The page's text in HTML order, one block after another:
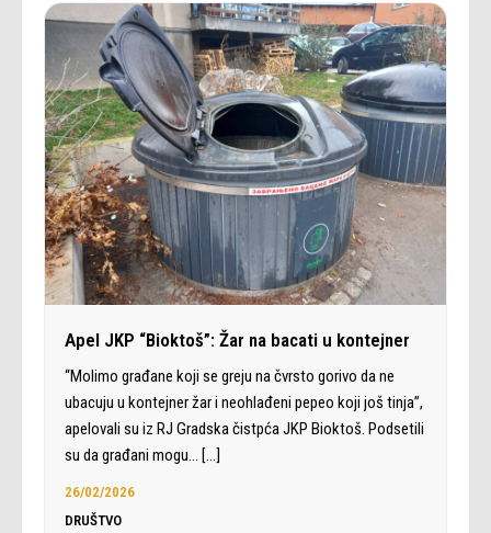
Apel JKP “Bioktoš”: Žar na bacati u kontejner
“Molimo građane koji se greju na čvrsto gorivo da ne
ubacuju u kontejner žar i neohlađeni pepeo koji još tinja”,
apelovali su iz RJ Gradska čistpća JKP Bioktoš. Podsetili
su da građani mogu…
[…]
26/02/2026
DRUŠTVO